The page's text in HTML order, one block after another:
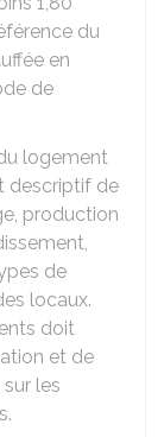
du
en
de
logement
descriptif de
production
de
locaux.
doit
et de
les